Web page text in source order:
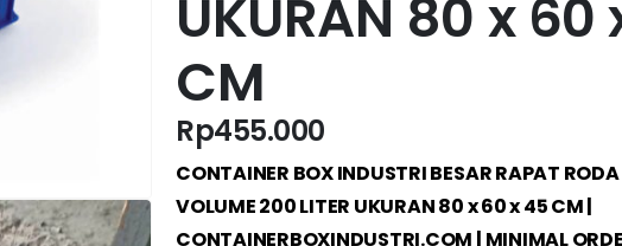
UKURAN 80 x 60
CM
Rp455.000
CONTAINER BOX INDUSTRI BESAR RAPAT
VOLUME 200 LITER UKURAN 80 x 60 x 45 CM |
CONTAINERBOXINDUSTRI.COM | MINIMAL